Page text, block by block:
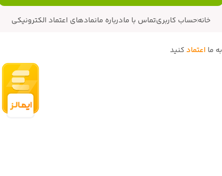
خانهحساب کاربریتماس با مادرباره مانمادهای اعتماد الکترونیکی
به ما اعتماد کنید